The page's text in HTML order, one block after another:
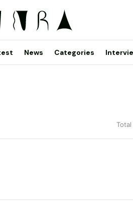
News Categories